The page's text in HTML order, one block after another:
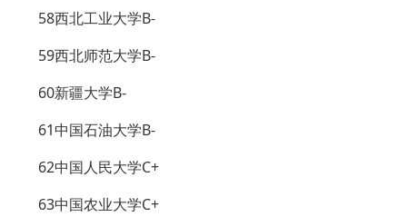
58西北工业大学B-
59西北师范大学B-
60新疆大学B-
61中国石油大学B-
62中国人民大学C+
63中国农业大学C+